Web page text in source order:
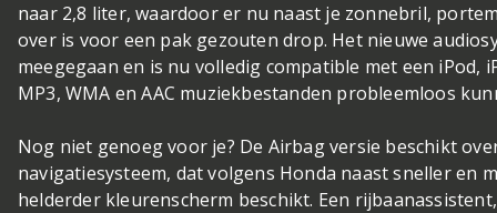
naar 2,8 liter, waardoor er nu naast je zonnebril,
over is voor een pak gezouten drop. Het nieuwe
meegegaan en is nu volledig compatible met een iPod,
MP3, WMA en AAC muziekbestanden probleemloos
Nog niet genoeg voor je? De Airbag versie beschikt
navigatiesysteem, dat volgens Honda naast sneller en
helderder kleurenscherm beschikt. Een